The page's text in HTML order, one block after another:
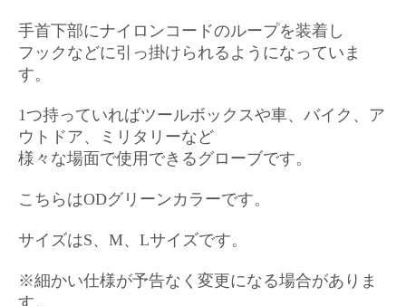
手首下部にナイロンコードのループを装着し
フックなどに引っ掛けられるようになっていま
す。
1つ持っていればツールボックスや車、バイク、ア
ウトドア、ミリタリーなど
様々な場面で使用できるグローブです。
こちらはODグリーンカラーです。
サイズはS、M、Lサイズです。
※細かい仕様が予告なく変更になる場合がありま
す。